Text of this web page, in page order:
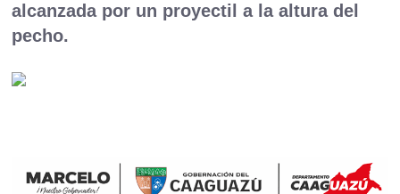
alcanzada por un proyectil a la altura del
pecho.